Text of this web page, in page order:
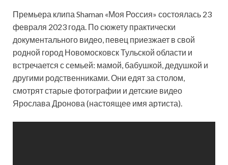
Премьера клипа Shaman «Моя Россия» состоялась 23
февраля 2023 года. По сюжету практически
документального видео, певец приезжает в свой
родной город Новомосковск Тульской области и
встречается с семьей: мамой, бабушкой, дедушкой и
другими родственниками. Они едят за столом,
смотрят старые фотографии и детские видео
Ярослава Дронова (настоящее имя артиста).